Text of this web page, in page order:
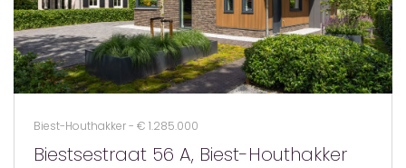
Biest-Houthakker - € 1.285.000
Biestsestraat 56 A, Biest-Houthakker